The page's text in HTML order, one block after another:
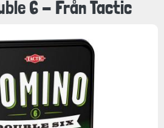
6 - Från Tactic